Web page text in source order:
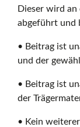
Dieser wird an
abgeführt und
• Beitrag ist
und der
• Beitrag ist
der
• Kein